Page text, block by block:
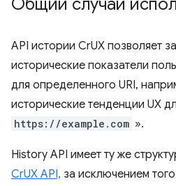
Общий случай
API истории CrUX позволяет
исторические показатели
для определенного URI,
исторические тенденции UX
https://example.com ».
History API имеет ту же
CrUX API, за исключением